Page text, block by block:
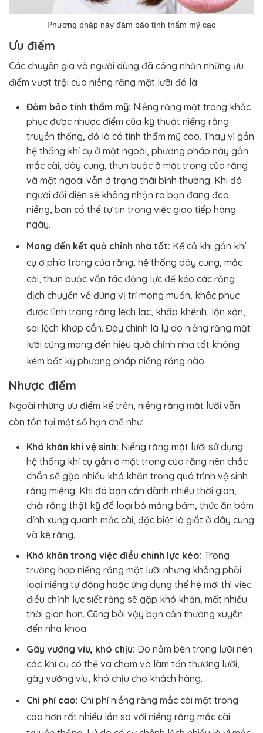
Phương pháp này đảm bảo tính thẩm mỹ cao
Ưu điểm
Các chuyên gia và người dùng đã công nhận những ưu
điểm vượt trội của niềng răng mặt lưỡi đó là:
Đảm bảo tính thẩm mỹ: Niềng răng mặt trong khắc
phục được nhược điểm của kỹ thuật niềng răng
truyền thống, đó là có tính thẩm mỹ cao. Thay vì gắn
hệ thống khí cụ ở mặt ngoài, phương pháp này gắn
mắc cài, dây cung, thun buộc ở mặt trong của răng
và mặt ngoài vẫn ở trạng thái bình thường. Khi đó
người đối diện sẽ không nhận ra bạn đang đeo
niềng, bạn có thể tự tin trong việc giao tiếp hàng
ngày.
Mang đến kết quả chỉnh nha tốt: Kể cả khi gắn khí
cụ ở phía trong của răng, hệ thống dây cung, mắc
cài, thun buộc vẫn tác động lực để kéo các răng
dịch chuyển về đúng vị trí mong muốn, khắc phục
được tình trạng răng lệch lạc, khấp khểnh, lộn xộn,
sai lệch khớp cắn. Đây chính là lý do niềng răng mặt
lưỡi cũng mang đến hiệu quả chỉnh nha tốt không
kém bất kỳ phương pháp niềng răng nào.
Nhược điểm
Ngoài những ưu điểm kể trên, niềng răng mặt lưỡi vẫn
còn tồn tại một số hạn chế như:
Khó khăn khi vệ sinh: Niềng răng mặt lưỡi sử dụng
hệ thống khí cụ gắn ở mặt trong của răng nên chắc
chắn sẽ gặp nhiều khó khăn trong quá trình vệ sinh
răng miệng. Khi đó bạn cần dành nhiều thời gian,
chải răng thật kỹ để loại bỏ mảng bám, thức ăn bám
dính xung quanh mắc cài, đặc biệt là giắt ở dây cung
và kẽ răng.
Khó khăn trong việc điều chỉnh lực kéo: Trong
trường hợp niềng răng mặt lưỡi nhưng không phải
loại niềng tự động hoặc ứng dụng thế hệ mới thì việc
điều chỉnh lực siết răng sẽ gặp khó khăn, mất nhiều
thời gian hơn. Cũng bởi vậy bạn cần thường xuyên
đến nha khoa
Gây vướng víu, khó chịu: Do nằm bên trong lưỡi nên
các khí cụ có thể va chạm và làm tổn thương lưỡi,
gây vướng víu, khó chịu cho khách hàng.
Chi phí cao: Chi phí niềng răng mắc cài mặt trong
cao hơn rất nhiều lần so với niềng răng mắc cài